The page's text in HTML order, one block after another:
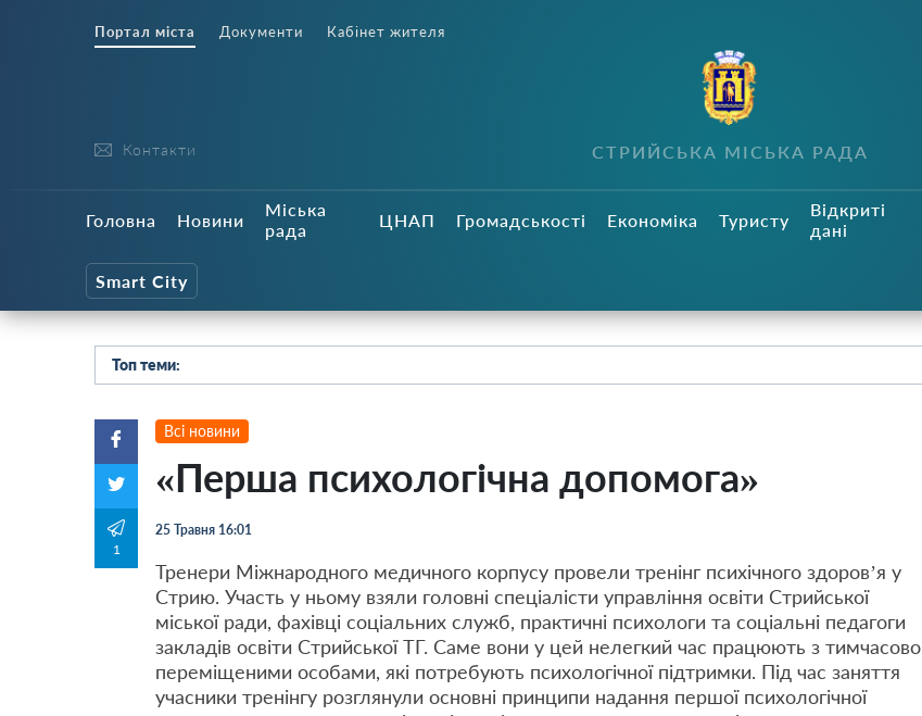
Портал міста Документи Кабінет жителя
Контакти СТРИЙСЬКА МІСЬКА РАДА
Головна Новини
Міська
рада
ЦНАП Громадськості Економіка Туристу
Відкриті
дані
Smart City
Топ теми:
1
Всі новини
«Перша психологічна допомога»
25 Травня 16:01
Тренери Міжнародного медичного корпусу провели тренінг психічного здоров’я у
Стрию. Участь у ньому взяли головні спеціалісти управління освіти Стрийської
міської ради, фахівці соціальних служб, практичні психологи та соціальні педагоги
закладів освіти Стрийської ТГ. Саме вони у цей нелегкий час працюють з тимчасово
переміщеними особами, які потребують психологічної підтримки. Під час заняття
учасники тренінгу розглянули основні принципи надання першої психологічної